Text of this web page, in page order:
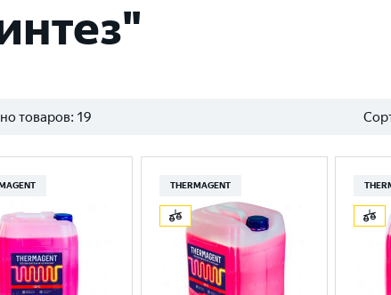
товаров: 19
THERMAGENT